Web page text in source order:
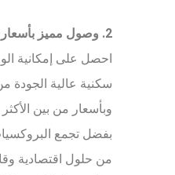
2. وصول مميز بأسعار مناسبة
سكنية عالية الجودة
وبأسعار من بين
بفضل تجمع
من حلول اقتصادية